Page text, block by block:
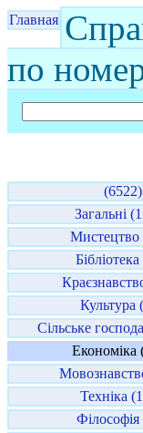
Главная
по
(6522)
Загальні
Мистецтво
Культура
Сільське
Економіка
Техніка
Філософія